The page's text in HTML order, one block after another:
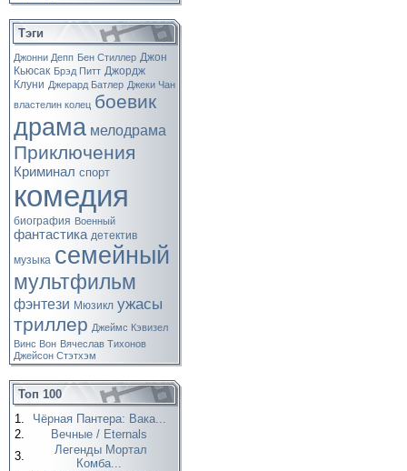
Тэги
Джонни Депп Бен Стиллер Джон
Кьюсак Брэд Питт Джордж
Клуни Джерард Батлер Джеки Чан
властелин колец боевик
драма мелодрама
Приключения
Криминал спорт
комедия
биография Военный
фантастика детектив
музыка семейный
мультфильм
фэнтези Мюзикл ужасы
триллер Джеймс Кэвизел
Винс Вон Вячеслав Тихонов
Джейсон Стэтхэм
Топ 100
1.
Чёрная Пантера: Вака...
2.
Вечные / Eternals
3.
Легенды Мортал
Комба...